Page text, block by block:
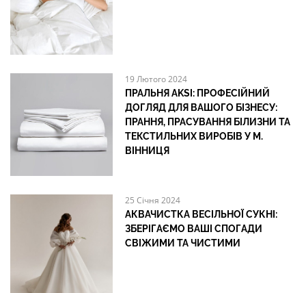
19 Лютого 2024
ПРАЛЬНЯ AKSI: ПРОФЕСІЙНИЙ
ДОГЛЯД ДЛЯ ВАШОГО БІЗНЕСУ:
ПРАННЯ, ПРАСУВАННЯ БІЛИЗНИ ТА
ТЕКСТИЛЬНИХ ВИРОБІВ У М.
ВІННИЦЯ
25 Січня 2024
АКВАЧИСТКА ВЕСІЛЬНОЇ СУКНІ:
ЗБЕРІГАЄМО ВАШІ СПОГАДИ
СВІЖИМИ ТА ЧИСТИМИ